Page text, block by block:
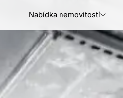
Nabídka nemovitostí